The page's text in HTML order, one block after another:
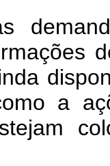
a